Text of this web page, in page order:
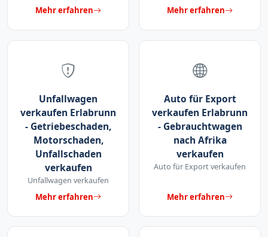
Mehr erfahren
Mehr erfahren
Unfallwagen
verkaufen Erlabrunn
- Getriebeschaden,
Motorschaden,
Unfallschaden
verkaufen
Unfallwagen verkaufen
Mehr erfahren
Auto für Export
verkaufen Erlabrunn
- Gebrauchtwagen
nach Afrika
verkaufen
Auto für Export verkaufen
Mehr erfahren